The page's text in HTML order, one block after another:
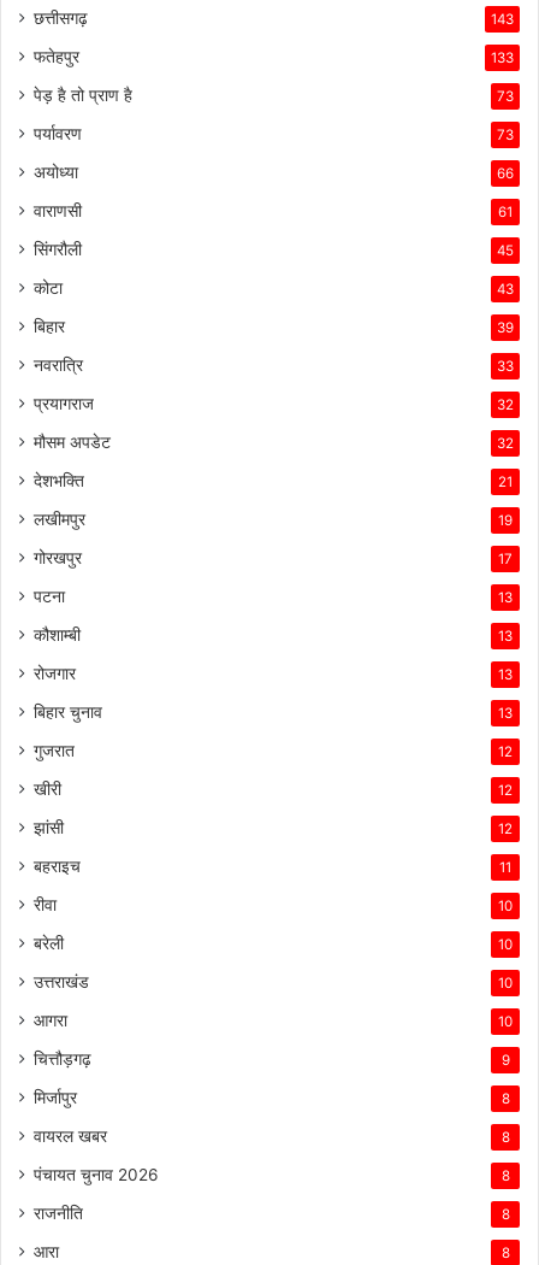
छत्तीसगढ़ 143
फतेहपुर 133
पेड़ है तो प्राण है 73
पर्यावरण 73
अयोध्या 66
वाराणसी 61
सिंगरौली 45
कोटा 43
बिहार 39
नवरात्रि 33
प्रयागराज 32
मौसम अपडेट 32
देशभक्ति 21
लखीमपुर 19
गोरखपुर 17
पटना 13
कौशाम्बी 13
रोजगार 13
बिहार चुनाव 13
गुजरात 12
खीरी 12
झांसी 12
बहराइच 11
रीवा 10
बरेली 10
उत्तराखंड 10
आगरा 10
चित्तौड़गढ़ 9
मिर्जापुर 8
वायरल खबर 8
पंचायत चुनाव 2026 8
राजनीति 8
आरा 8